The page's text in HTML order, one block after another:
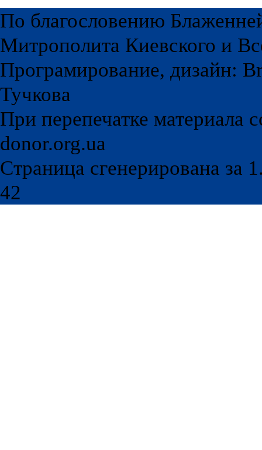
По благословению
Митрополита Киевского и
Програмирование, дизайн:
Тучкова
При перепечатке материала
donor.org.ua
Страница сгенерирована за
42